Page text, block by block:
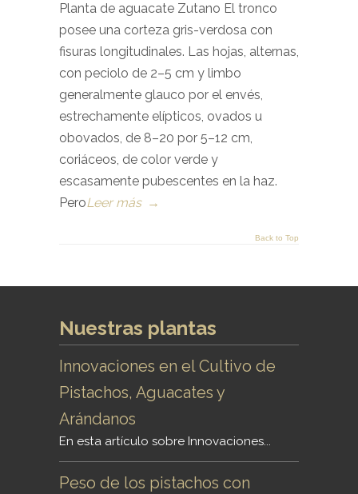
Planta de aguacate Zutano El tronco
posee una corteza gris-verdosa con
fisuras longitudinales. Las hojas, alternas,
con peciolo de 2–5 cm y limbo
generalmente glauco por el envés,
estrechamente elípticos, ovados u
obovados, de 8–20 por 5–12 cm,
coriáceos, de color verde y
escasamente pubescentes en la haz.
PeroLeer más →
Back to Top
Nuestras plantas
Innovaciones en el Cultivo de
Pistachos, Aguacates y
Arándanos
En esta artículo sobre Innovaciones...
Peso de los pistachos con